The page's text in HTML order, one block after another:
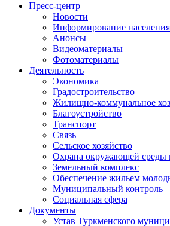
Пресс-центр
Новости
Информирование населения
Анонсы
Видеоматериалы
Фотоматериалы
Деятельность
Экономика
Градостроительство
Жилищно-коммунальное
Благоустройство
Транспорт
Связь
Сельское хозяйство
Охрана окружающей среды
Земельный комплекс
Обеспечение жильем
Муниципальный контроль
Социальная сфера
Документы
Устав Туркменского